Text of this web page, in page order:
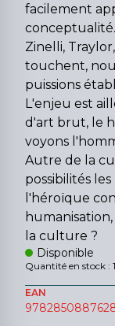
facilement
conceptualité.
Zinelli,
touchent,
puissions
L'enjeu est
d'art brut, le
voyons
Autre de la
possibilités
l'héroïque
la culture ?
Disponible
Quantité en stock : 1
EAN